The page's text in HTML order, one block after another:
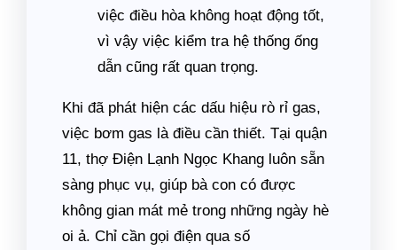
việc điều hòa không hoạt động tốt,
vì vậy việc kiểm tra hệ thống ống
dẫn cũng rất quan trọng.
Khi đã phát hiện các dấu hiệu rò rỉ gas,
việc bơm gas là điều cần thiết. Tại quận
11, thợ Điện Lạnh Ngọc Khang luôn sẵn
sàng phục vụ, giúp bà con có được
không gian mát mẻ trong những ngày hè
oi ả. Chỉ cần gọi điện qua số